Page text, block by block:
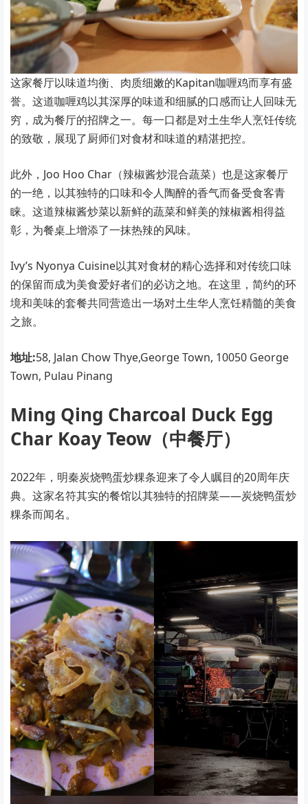
这家餐厅以味道均衡、肉质细嫩的Kapitan咖喱鸡而享有盛
誉。这道咖喱鸡以其深厚的味道和细腻的口感而让人回味无
穷，成为餐厅的招牌之一。每一口都是对土生华人烹饪传统
的致敬，展现了厨师们对食材和味道的精湛把控。
此外，Joo Hoo Char（辣椒酱炒混合蔬菜）也是这家餐厅
的一绝，以其独特的口味和令人陶醉的香气而备受食客青
睐。这道辣椒酱炒菜以新鲜的蔬菜和鲜美的辣椒酱相得益
彰，为餐桌上增添了一抹热辣的风味。
Ivy’s Nyonya Cuisine以其对食材的精心选择和对传统口味
的保留而成为美食爱好者们的必访之地。在这里，简约的环
境和美味的套餐共同营造出一场对土生华人烹饪精髓的美食
之旅。
地址:58, Jalan Chow Thye,George Town, 10050 George
Town, Pulau Pinang
Ming Qing Charcoal Duck Egg
Char Koay Teow（中餐厅）
2022年，明秦炭烧鸭蛋炒粿条迎来了令人瞩目的20周年庆
典。这家名符其实的餐馆以其独特的招牌菜——炭烧鸭蛋炒
粿条而闻名。